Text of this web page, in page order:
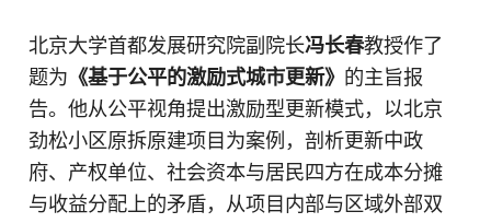
北京大学首都发展研究院副院长冯长春教授作了
题为 《基于公平的激励式城市更新》 的主旨报
告。他从公平视角提出激励型更新模式，以北京
劲松小区原拆原建项目为案例，剖析更新中政
府、产权单位、社会资本与居民四方在成本分摊
与收益分配上的矛盾，从项目内部与区域外部双